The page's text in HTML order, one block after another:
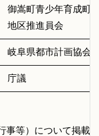
御嵩町青少年育成町
地区推進員会
岐阜県都市計画協会
庁議
事等）について掲載